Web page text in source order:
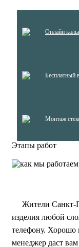
Онлайн
Бесплатный
Монтаж
Этапы работ
Жители Санкт-
изделия любой
телефону.
менеджер даст